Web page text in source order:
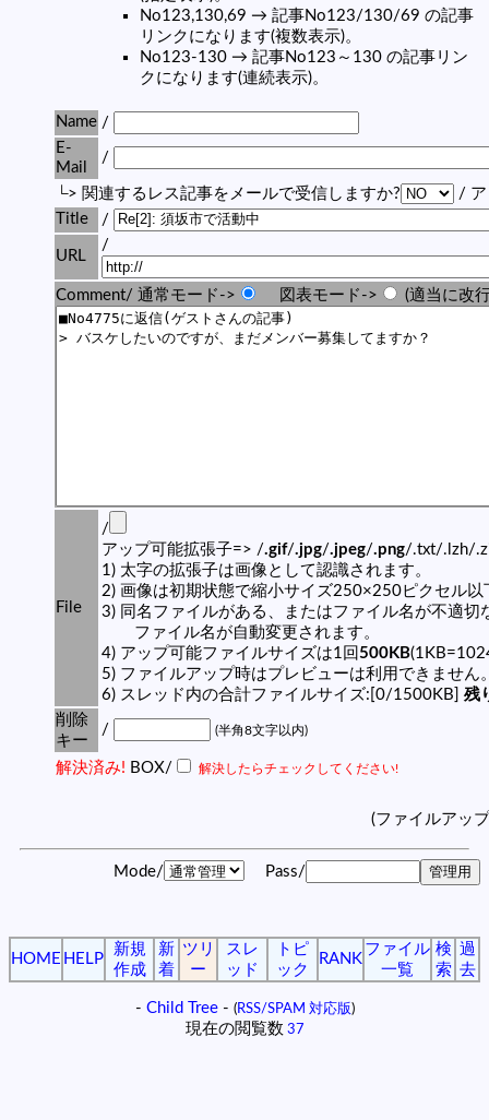
No123,130,69 → 記事No123/130/69 の記事
リンクになります(複数表示)。
No123-130 → 記事No123～130 の記事リン
クになります(連続表示)。
Name /
E-
Mail
/
└> 関連するレス記事をメールで受信しますか?
/ ア
Title
/
URL
/
Comment/ 通常モード-> 図表モード-> (適当に改
File
/
アップ可能拡張子=> /.gif/.jpg/.jpeg/.png/.txt/.lzh/
1) 太字の拡張子は画像として認識されます。
2) 画像は初期状態で縮小サイズ250×250ピクセル以
3) 同名ファイルがある、またはファイル名が不適切
ファイル名が自動変更されます。
4) アップ可能ファイルサイズは1回 500KB
5) ファイルアップ時はプレビューは利用できません
6) スレッド内の合計ファイルサイズ:[0/1500KB] 残
削除
キー
/ (半角8文字以内)
解決済み! BOX/ 解決したらチェックしてください!
(ファイルアッ
Mode/ Pass/
HOME HELP
新規
作成
新
着
ツリ
ー
スレ
ッド
トピ
ック
RANK
ファイル
一覧
検
索
過
去
- Child Tree- (RSS/SPAM 対応版)
現在の閲覧数 37